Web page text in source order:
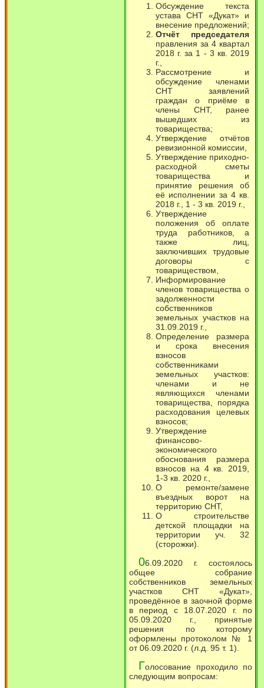
Обсуждение текста
устава СНТ «Дукат» и
внесение предложений;
Отчёт председателя
правления за 4 квартал
2018 г. за 1 - 3 кв. 2019
г.,
Рассмотрение и
обсуждение членами
СНТ заявлений
граждан о приёме в
члены СНТ, ранее
вышедших из
товарищества;
Утверждение отчётов
ревизионной комиссии,
Утверждение приходно-
расходной сметы
товарищества и
принятие решения об
её исполнении за 4 кв.
2018 г., 1 - 3 кв. 2019 г.,
Утверждение
положения об оплате
труда работников, а
также лиц,
заключивших трудовые
договоры с
товариществом,
Информирование
членов товарищества о
задолженности
собственников
земельных участков на
31.09.2019 г.,
Определение размера
и срока внесения
взносов
собственниками
земельных участков:
членами и не
являющихся членами
товарищества, порядка
расходования целевых
взносов;
Утверждение
финансово-
экономического
обоснования размера
взносов на 4 кв. 2019,
1-3 кв. 2020 г.,
О ремонте/замене
въездных ворот на
территорию СНТ,
О строительстве
детской площадки на
территории уч. 32
(сторожки).
06.09.2020 г. состоялось
общее собрание
собственников земельных
участков СНТ «Дукат»,
проведённое в заочной форме
в период с 18.07.2020 г. по
05.09.2020 г., принятые
решения по которому
оформлены протоколом № 1
от 06.09.2020 г. (л.д. 95 т. 1).
Голосование проходило по
следующим вопросам: